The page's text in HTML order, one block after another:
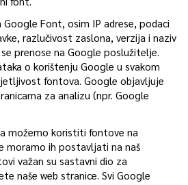
Font, osim IP adrese, podaci
razlučivost zaslona, verzija i naziv
prenose na Google poslužitelje.
o korištenju Google u svakom
fontova. Google objavljuje
za analizu (npr. Google
možemo koristiti fontove na
moramo ih postavljati na naš
važan su sastavni dio za
naše web stranice. Svi Google